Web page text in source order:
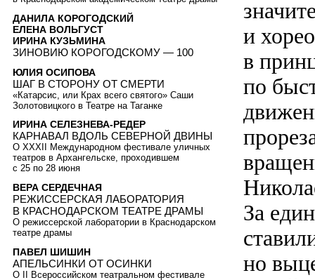
и
в
по
За
но
ДАНИЛА КОРОГОДСКИЙ
ЕЛЕНА ВОЛЬГУСТ
ИРИНА КУЗЬМИНА
ЗИНОВИЮ КОРОГОДСКОМУ — 100
ЮЛИЯ ОСИПОВА
ШАГ В СТОРОНУ ОТ СМЕРТИ
«Катарсис, или Крах всего святого» Саши
Золотовицкого в Театре на Таганке
ИРИНА СЕЛЕЗНЕВА-РЕДЕР
КАРНАВАЛ ВДОЛЬ СЕВЕРНОЙ ДВИНЫ
О XXXII Международном фестивале уличных
театров в Архангельске, проходившем
с 25 по 28 июня
ВЕРА СЕРДЕЧНАЯ
РЕЖИССЕРСКАЯ ЛАБОРАТОРИЯ
В КРАСНОДАРСКОМ ТЕАТРЕ ДРАМЫ
О режиссерской лаборатории в Краснодарском
театре драмы
ПАВЕЛ ШИШИН
АПЕЛЬСИНКИ ОТ ОСИНКИ
О II Всероссийском театральном фестивале